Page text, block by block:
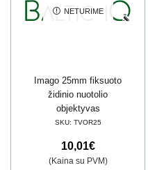
NETURIME
Imago 25mm fiksuoto
židinio nuotolio
objektyvas
SKU: TVOR25
10,01€
(Kaina su PVM)